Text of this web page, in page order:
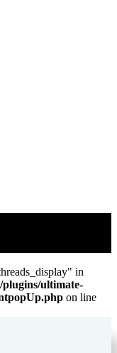
in
plugins/ultimate-
on line